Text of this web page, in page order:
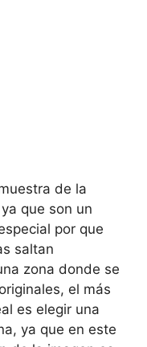
de la
que son un
por que
saltan
zona donde se
el más
es elegir una
ya que en este